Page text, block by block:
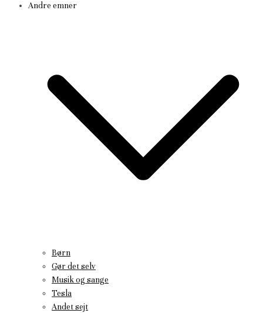
Andre emner
Børn
Gør det selv
Musik og sange
Tesla
Andet sejt